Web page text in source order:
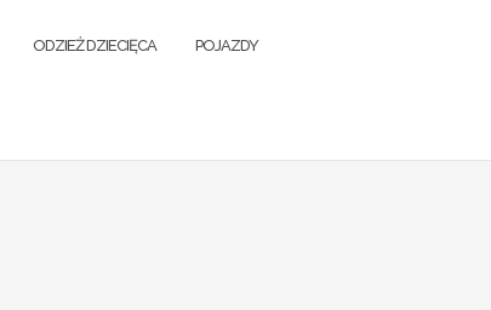
ODZIEŻ DZIECIĘCA POJAZDY